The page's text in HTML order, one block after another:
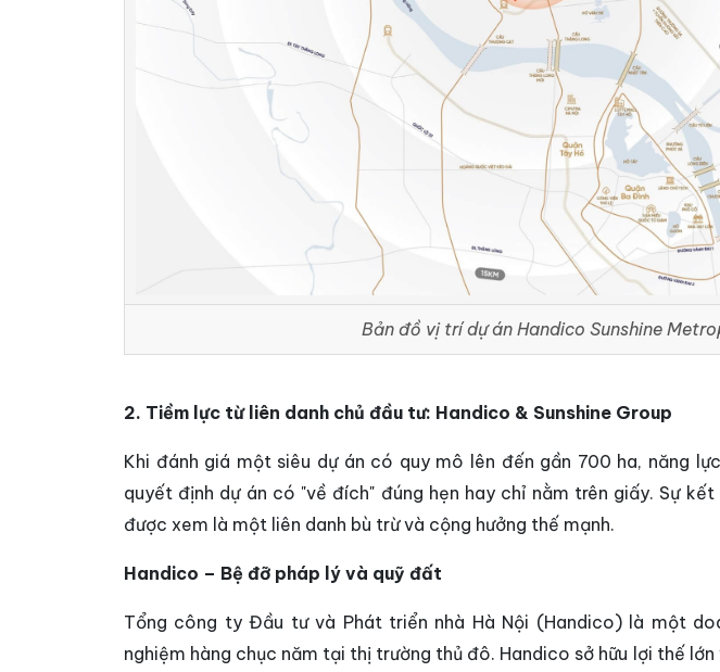
Bản đồ vị trí dự án Handico Sunshine
2. Tiềm lực từ liên danh chủ đầu tư: Handico & Sunshine Group
Khi đánh giá một siêu dự án có quy mô lên đến gần 700 ha, năng
quyết định dự án có "về đích" đúng hẹn hay chỉ nằm trên giấy. Sự kết
được xem là một liên danh bù trừ và cộng hưởng thế mạnh.
Handico – Bệ đỡ pháp lý và quỹ đất
Tổng công ty Đầu tư và Phát triển nhà Hà Nội (Handico) là một
nghiệm hàng chục năm tại thị trường thủ đô. Handico sở hữu lợi thế